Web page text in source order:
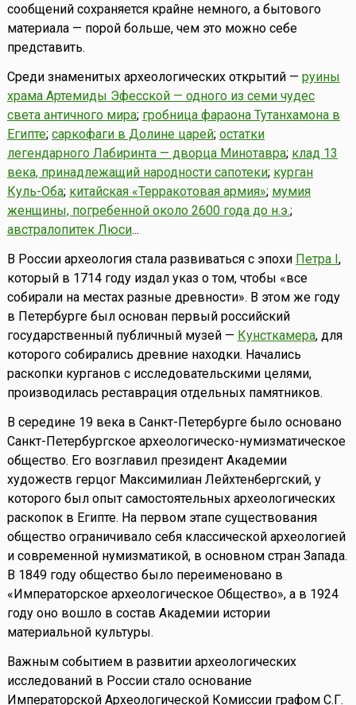
сообщений сохраняется крайне немного, а бытового
материала — порой больше, чем это можно себе
представить.
Среди знаменитых археологических открытий — руины
храма Артемиды Эфесской — одного из семи чудес
света античного мира; гробница фараона Тутанхамона в
Египте; саркофаги в Долине царей; остатки
легендарного Лабиринта — дворца Минотавра; клад 13
века, принадлежащий народности сапотеки; курган
Куль-Оба; китайская «Терракотовая армия»; мумия
женщины, погребенной около 2600 года до н.э.;
австралопитек Люси...
В России археология стала развиваться с эпохи Петра I ,
который в 1714 году издал указ о том, чтобы «все
собирали на местах разные древности». В этом же году
в Петербурге был основан первый российский
государственный публичный музей — Кунсткамера, для
которого собирались древние находки. Начались
раскопки курганов с исследовательскими целями,
производилась реставрация отдельных памятников.
В середине 19 века в Санкт-Петербурге было основано
Санкт-Петербургское археологическо-нумизматическое
общество. Его возглавил президент Академии
художеств герцог Максимилиан Лейхтенбергский, у
которого был опыт самостоятельных археологических
раскопок в Египте. На первом этапе существования
общество ограничивало себя классической археологией
и современной нумизматикой, в основном стран Запада.
В 1849 году общество было переименовано в
«Императорское археологическое Общество», а в 1924
году оно вошло в состав Академии истории
материальной культуры.
Важным событием в развитии археологических
исследований в России стало основание
Императорской Археологической Комиссии графом С.Г.